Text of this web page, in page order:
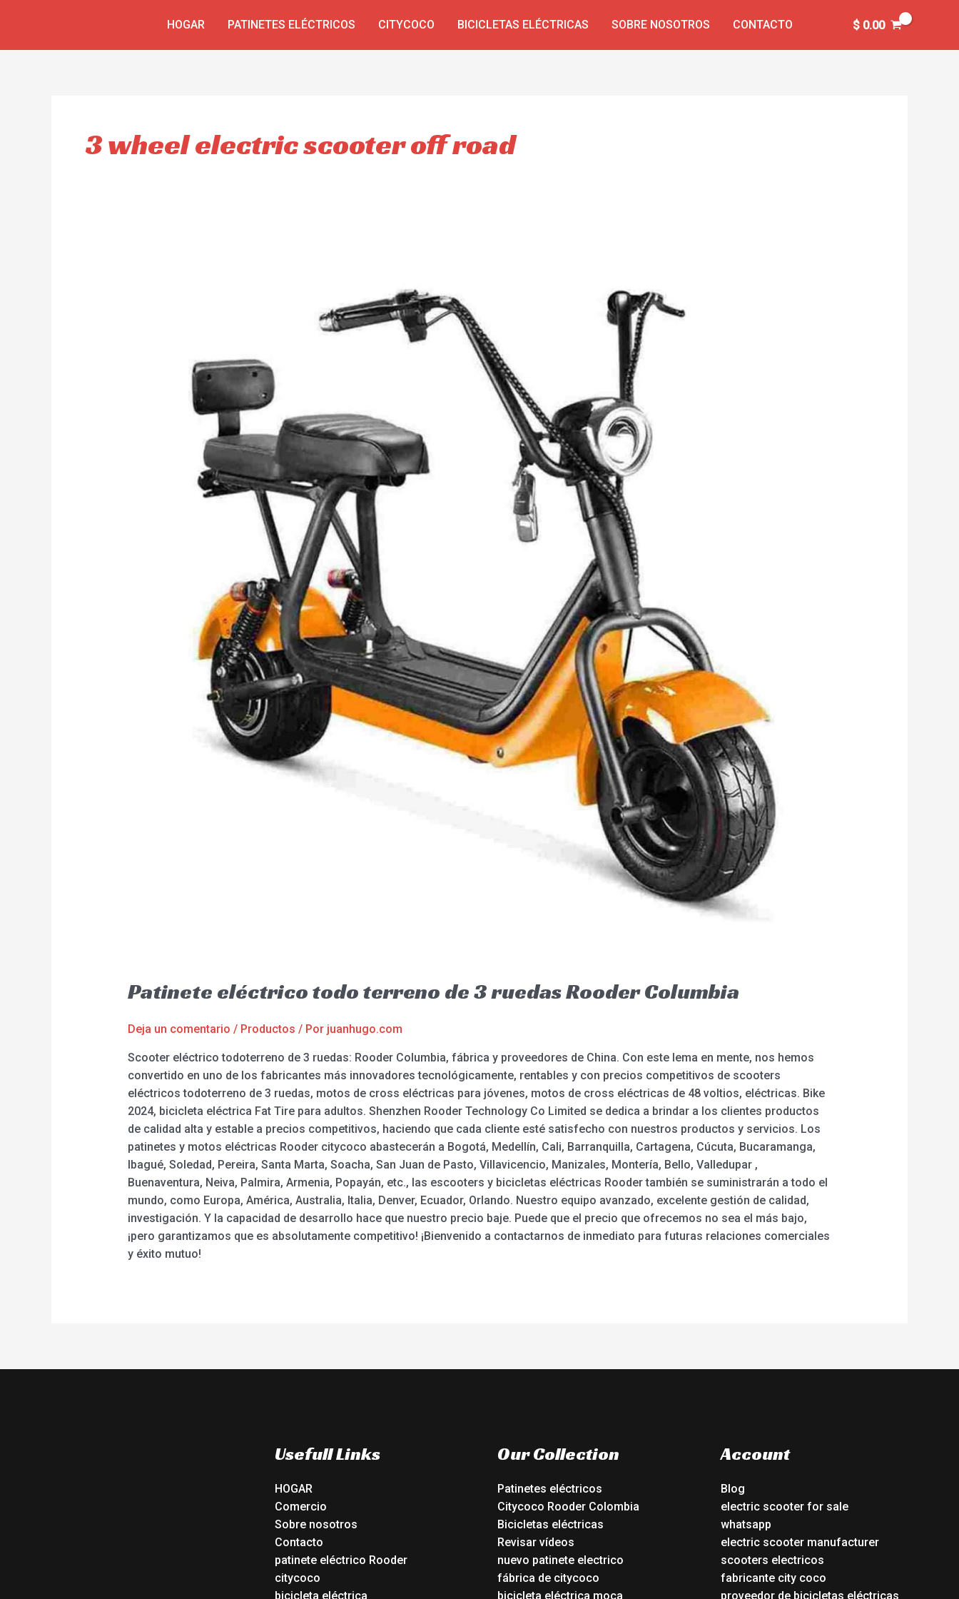
HOGAR PATINETES ELÉCTRICOS CITYCOCO BICICLETAS ELÉCTRICAS SOBRE NOSOTROS CONTACTO $0.00
3 wheel electric scooter off road
Patinete eléctrico todo terreno de 3 ruedas Rooder Columbia
Deja un comentario / Productos / Por juanhugo.com
Scooter eléctrico todoterreno de 3 ruedas: Rooder Columbia, fábrica y proveedores de China. Con este lema en mente, nos hemos
convertido en uno de los fabricantes más innovadores tecnológicamente, rentables y con precios competitivos de scooters
eléctricos todoterreno de 3 ruedas, motos de cross eléctricas para jóvenes, motos de cross eléctricas de 48 voltios, eléctricas. Bike
2024, bicicleta eléctrica Fat Tire para adultos. Shenzhen Rooder Technology Co Limited se dedica a brindar a los clientes productos
de calidad alta y estable a precios competitivos, haciendo que cada cliente esté satisfecho con nuestros productos y servicios. Los
patinetes y motos eléctricas Rooder citycoco abastecerán a Bogotá, Medellín, Cali, Barranquilla, Cartagena, Cúcuta, Bucaramanga,
Ibagué, Soledad, Pereira, Santa Marta, Soacha, San Juan de Pasto, Villavicencio, Manizales, Montería, Bello, Valledupar ,
Buenaventura, Neiva, Palmira, Armenia, Popayán, etc., las escooters y bicicletas eléctricas Rooder también se suministrarán a todo el
mundo, como Europa, América, Australia, Italia, Denver, Ecuador, Orlando. Nuestro equipo avanzado, excelente gestión de calidad,
investigación. Y la capacidad de desarrollo hace que nuestro precio baje. Puede que el precio que ofrecemos no sea el más bajo,
¡pero garantizamos que es absolutamente competitivo! ¡Bienvenido a contactarnos de inmediato para futuras relaciones comerciales
y éxito mutuo!
Usefull Links
HOGAR
Comercio
Sobre nosotros
Contacto
patinete eléctrico Rooder
citycoco
bicicleta eléctrica
Our Collection
Patinetes eléctricos
Citycoco Rooder Colombia
Bicicletas eléctricas
Revisar vídeos
nuevo patinete electrico
fábrica de citycoco
bicicleta eléctrica moca
Account
Blog
electric scooter for sale
whatsapp
electric scooter manufacturer
scooters electricos
fabricante city coco
proveedor de bicicletas eléctricas